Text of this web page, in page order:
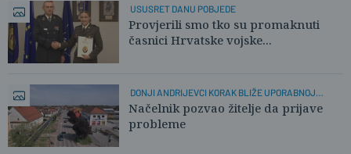
USUSRET DANU POBJEDE
Provjerili smo tko su promaknuti
časnici Hrvatske vojske...
DONJI ANDRIJEVCI KORAK BLIŽE UPORABNOJ
DOZVOLI
Načelnik pozvao žitelje da prijave
probleme